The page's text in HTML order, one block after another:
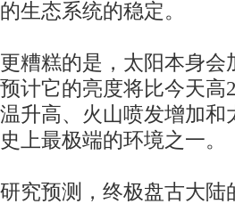
的生态系统的稳定。
更糟糕的是，太阳本身
预计它的亮度将比今天高
温升高、火山喷发增加
史上最极端的环境之一。
研究预测，终极盘古大陆